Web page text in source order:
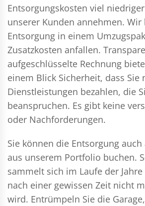
Entsorgungskosten viel
unserer Kunden annehmen.
Entsorgung in einem
Zusatzkosten anfallen.
aufgeschlüsselte Rechnung
einem Blick Sicherheit, dass Sie
Dienstleistungen bezahlen, die
beanspruchen. Es gibt keine
oder Nachforderungen.
Sie können die Entsorgung
aus unserem Portfolio buchen.
sammelt sich im Laufe der
nach einer gewissen Zeit nicht
wird. Entrümpeln Sie die